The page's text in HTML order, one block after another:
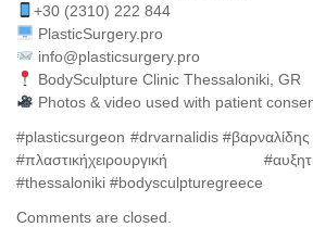
+30 (2310) 222 844
PlasticSurgery.pro⠀
info@plasticsurgery.pro
BodySculpture Clinic Thessaloniki, GR
Photos & video used with patient
#plasticsurgeon #drvarnalidis #βαρναλίδης
#πλαστικήχειρουργική
#thessaloniki #bodysculpturegreece
Comments are closed.